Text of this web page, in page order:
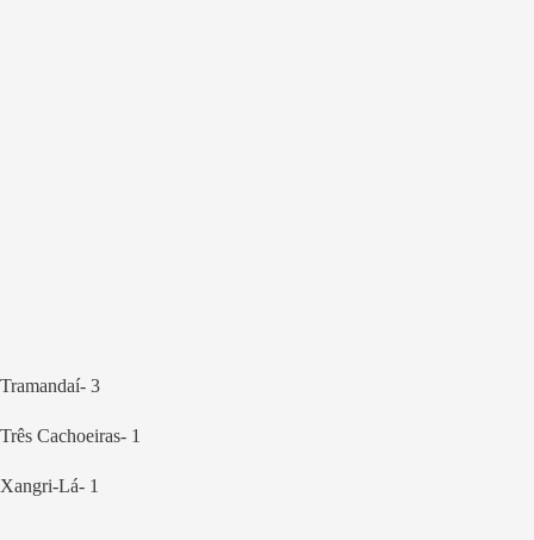
Tramandaí- 3
Três Cachoeiras- 1
Xangri-Lá- 1